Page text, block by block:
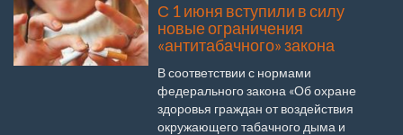
С 1 июня вступили в силу
новые ограничения
«антитабачного» закона
В соответствии с нормами
федерального закона «Об охране
здоровья граждан от воздействия
окружающего табачного дыма и